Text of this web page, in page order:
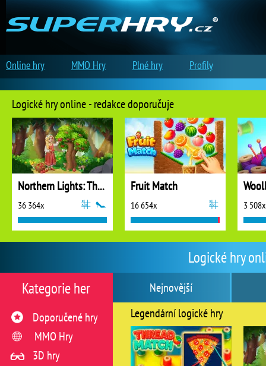
Logické hry
Nejnovější
Legendární logické hry
Kategorie her
Doporučené hry
MMO Hry
3D hry
Logické hry online - redakce doporučuje
Northern Lights: The Secret of the Forest
36 364x
Fruit Match
16 654x 3 508x
Online hry MMO Hry Plné hry Profily